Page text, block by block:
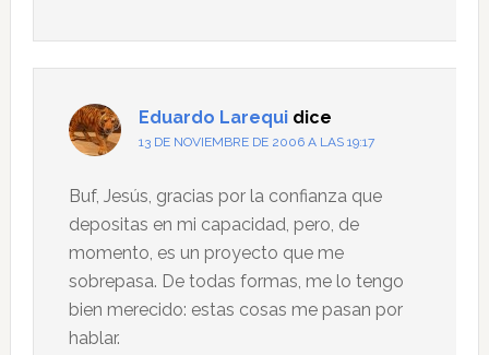
Eduardo Larequi dice
13 DE NOVIEMBRE DE 2006 A LAS 19:17
Buf, Jesús, gracias por la confianza que
depositas en mi capacidad, pero, de
momento, es un proyecto que me
sobrepasa. De todas formas, me lo tengo
bien merecido: estas cosas me pasan por
hablar.